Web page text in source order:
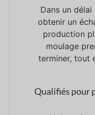
Dans un
obtenir un
production
moulage
terminer, tout
Qualifiés pour